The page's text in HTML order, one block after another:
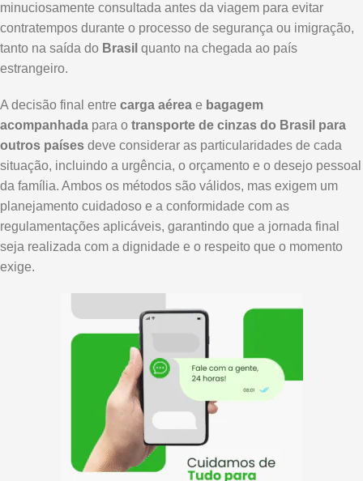
minuciosamente consultada antes da viagem para evitar
contratempos durante o processo de segurança ou imigração,
tanto na saída do Brasil quanto na chegada ao país
estrangeiro.
A decisão final entre carga aérea e bagagem
acompanhada para o transporte de cinzas do Brasil para
outros países deve considerar as particularidades de cada
situação, incluindo a urgência, o orçamento e o desejo pessoal
da família. Ambos os métodos são válidos, mas exigem um
planejamento cuidadoso e a conformidade com as
regulamentações aplicáveis, garantindo que a jornada final
seja realizada com a dignidade e o respeito que o momento
exige.